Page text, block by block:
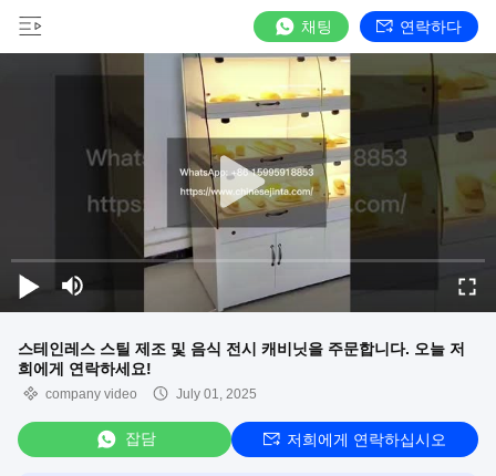
채팅 연락하다
스테인레스 스틸 제조 및 음식 전시 캐비닛을 주문합니다. 오늘 저
희에게 연락하세요!
company video July 01, 2025
잡담 저희에게 연락하십시오